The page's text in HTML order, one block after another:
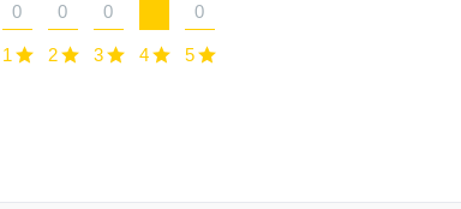
1
0
2
0
3
0
4 5
0